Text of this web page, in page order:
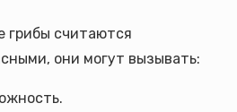
грибы считаются
они могут вызывать: